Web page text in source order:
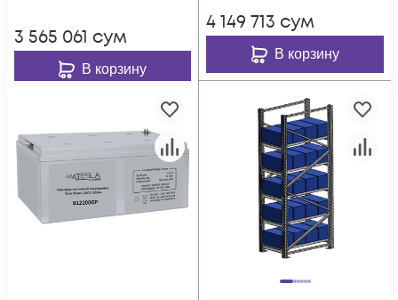
3 565 061 сум
В корзину
4 149 713 сум
В корзину